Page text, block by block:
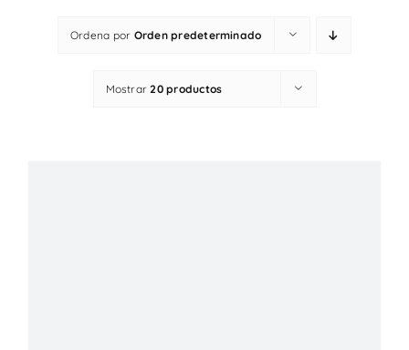
Ordena por Orden predeterminado
Mostrar20 productos